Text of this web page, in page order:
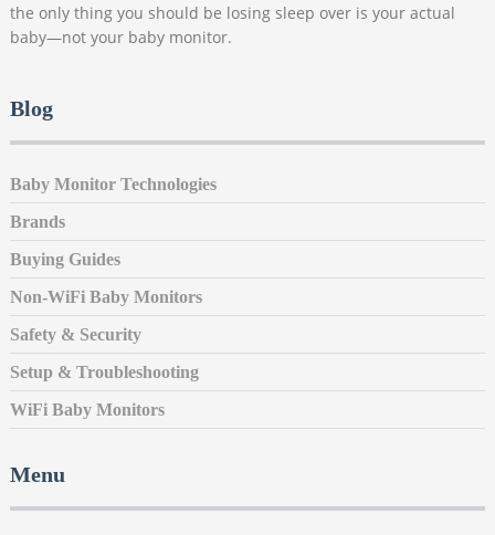
the only thing you should be losing sleep over is your actual
baby—not your baby monitor.
Blog
Baby Monitor Technologies
Brands
Buying Guides
Non-WiFi Baby Monitors
Safety & Security
Setup & Troubleshooting
WiFi Baby Monitors
Menu